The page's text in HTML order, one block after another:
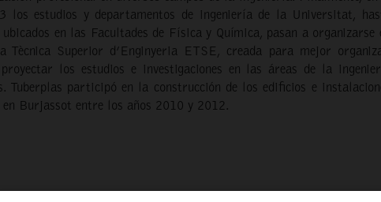
los estudios y departamentos de ingeniería de la Universitat,
ubicados en las Facultades de Física y Química, pasan a organizarse
Tècnica Superior d’Enginyeria ETSE, creada para mejor
los estudios e investigaciones en las áreas de la
Tuberplas participó en la construcción de los edificios e
en Burjassot entre los años 2010 y 2012.